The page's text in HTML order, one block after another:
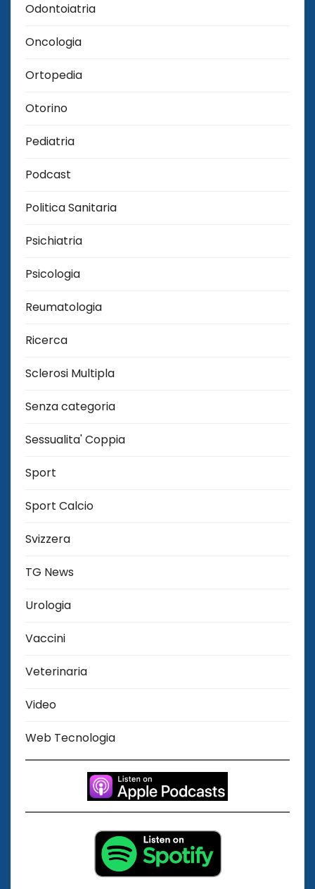
Odontoiatria
Oncologia
Ortopedia
Otorino
Pediatria
Podcast
Politica Sanitaria
Psichiatria
Psicologia
Reumatologia
Ricerca
Sclerosi Multipla
Senza categoria
Sessualita' Coppia
Sport
Sport Calcio
Svizzera
TG News
Urologia
Vaccini
Veterinaria
Video
Web Tecnologia